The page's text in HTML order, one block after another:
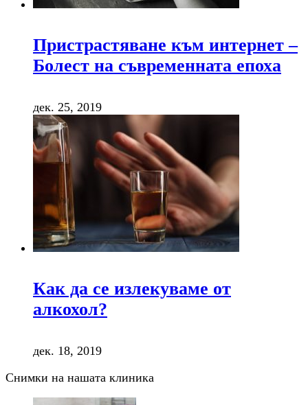
Пристрастяване към интернет –
Болест на съвременната епоха
дек. 25, 2019
Как да се излекуваме от
алкохол?
дек. 18, 2019
Снимки на нашата клиника